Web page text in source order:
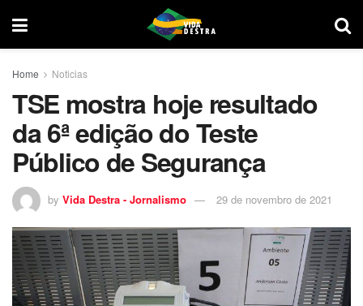
Home Noticias
TSE mostra hoje resultado
da 6ª edição do Teste
Público de Segurança
by Vida Destra - Jornalismo 29 de novembro de 2021